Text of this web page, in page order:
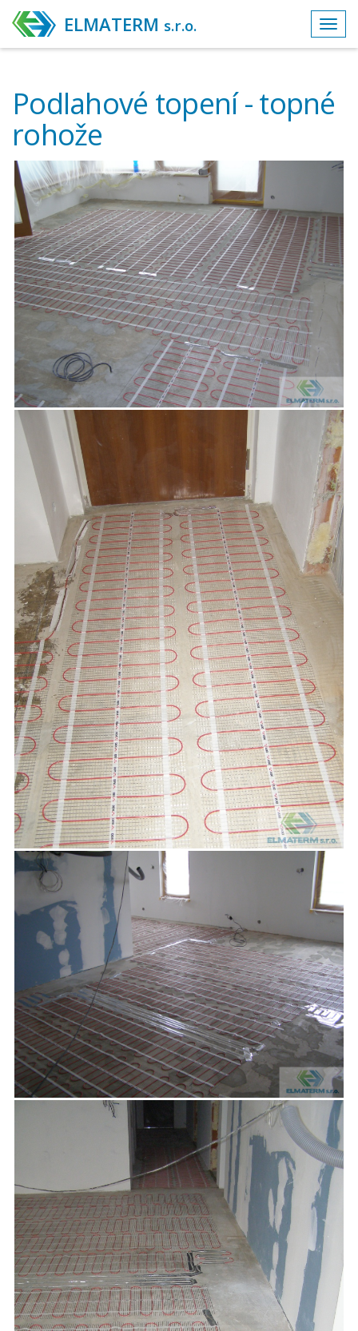
ELMATERM s.r.o.
Podlahové topení - topné
rohože